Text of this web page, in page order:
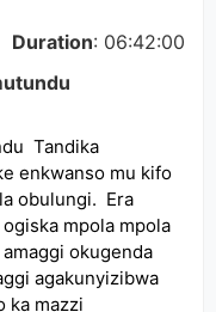
Duration: 06:42:00
Tandika
enkwanso mu kifo
obulungi. Era
mpola mpola
amaggi okugenda
agakunyizibwa
ka mazzi